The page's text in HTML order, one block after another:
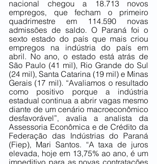
nacional chegou a 18.713 novos
empregos, que fecham o primeiro
quadrimestre em 114.590 novas
admissões de saldo. O Paraná foi o
sexto estado do país que mais criou
empregos na indústria do país em
abril. No ano, o estado está atrás de
São Paulo (41 mil), Rio Grande do Sul
(24 mil), Santa Catarina (19 mil) e Minas
Gerais (17 mil). “Avaliamos o resultado
como positivo porque a indústria
estadual continua a abrir vagas mesmo
diante de um cenário macroeconômico
desfavorável”, avalia a analista da
Assessoria Econômica e de Crédito da
Federação das Indústrias do Paraná
(Fiep), Mari Santos. “A taxa de juros
elevada, hoje em 13,75% ao ano, é um